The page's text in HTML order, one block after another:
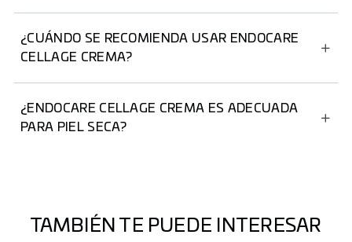
¿CUÁNDO SE RECOMIENDA USAR ENDOCARE
CELLAGE CREMA?
¿ENDOCARE CELLAGE CREMA ES ADECUADA
PARA PIEL SECA?
TAMBIÉN TE PUEDE INTERESAR